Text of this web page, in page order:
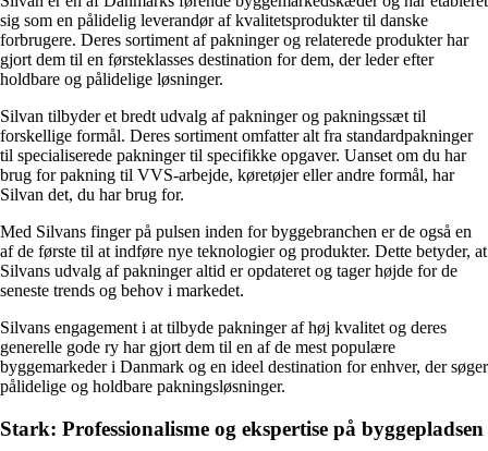
sig som en pålidelig leverandør af kvalitetsprodukter til danske
forbrugere. Deres sortiment af pakninger og relaterede produkter har
gjort dem til en førsteklasses destination for dem, der leder efter
holdbare og pålidelige løsninger.
Silvan tilbyder et bredt udvalg af pakninger og pakningssæt til
forskellige formål. Deres sortiment omfatter alt fra standardpakninger
til specialiserede pakninger til specifikke opgaver. Uanset om du har
brug for pakning til VVS-arbejde, køretøjer eller andre formål, har
Silvan det, du har brug for.
Med Silvans finger på pulsen inden for byggebranchen er de også en
af ​​de første til at indføre nye teknologier og produkter. Dette betyder, at
Silvans udvalg af pakninger altid er opdateret og tager højde for de
seneste trends og behov i markedet.
Silvans engagement i at tilbyde pakninger af høj kvalitet og deres
generelle gode ry har gjort dem til en af ​​de mest populære
byggemarkeder i Danmark og en ideel destination for enhver, der søger
pålidelige og holdbare pakningsløsninger.
Stark: Professionalisme og ekspertise på byggepladsen